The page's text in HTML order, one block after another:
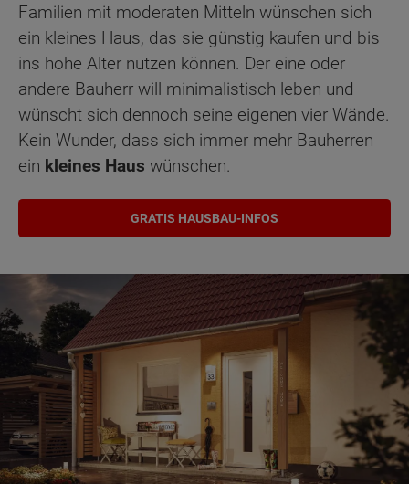
Familien mit moderaten Mitteln wünschen sich
ein kleines Haus, das sie günstig kaufen und bis
ins hohe Alter nutzen können. Der eine oder
andere Bauherr will minimalistisch leben und
wünscht sich dennoch seine eigenen vier Wände.
Kein Wunder, dass sich immer mehr Bauherren
ein kleines Haus wünschen.
GRATIS HAUSBAU-INFOS